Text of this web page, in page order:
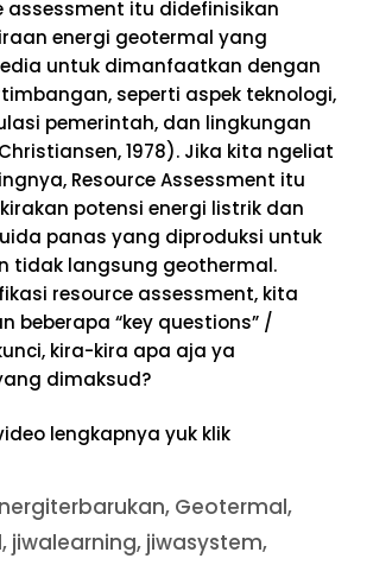
assessment itu didefinisikan
energi geotermal yang
untuk dimanfaatkan dengan
seperti aspek teknologi,
pemerintah, dan lingkungan
1978). Jika kita ngeliat
Resource Assessment itu
potensi energi listrik dan
panas yang diproduksi untuk
tidak langsung geothermal.
resource assessment, kita
beberapa “key questions” /
kira-kira apa aja ya
dimaksud?
lengkapnya yuk klik
, Geotermal,
, jiwalearning, jiwasystem,